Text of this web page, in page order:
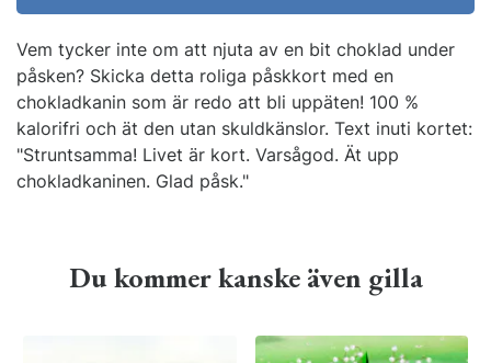
Vem tycker inte om att njuta av en bit choklad under
påsken? Skicka detta roliga påskkort med en
chokladkanin som är redo att bli uppäten! 100 %
kalorifri och ät den utan skuldkänslor. Text inuti kortet:
"Struntsamma! Livet är kort. Varsågod. Ät upp
chokladkaninen. Glad påsk."
Du kommer kanske även gilla